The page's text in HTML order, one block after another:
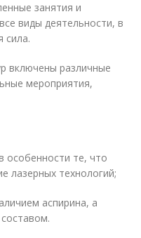
занятия и
виды деятельности, в
сила.
включены различные
мероприятия,
особенности те, что
лазерных технологий;
аспирина, а